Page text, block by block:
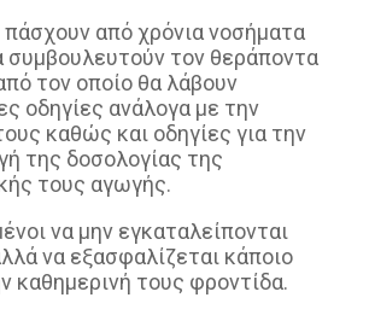
από χρόνια νοσήματα
συμβουλευτούν τον θεράποντα
τον οποίο θα λάβουν
οδηγίες ανάλογα με την
καθώς και οδηγίες για την
της δοσολογίας της
τους αγωγής.
να μην εγκαταλείπονται
να εξασφαλίζεται κάποιο
καθημερινή τους φροντίδα.